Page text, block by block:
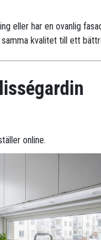
eller har en ovanlig
kvalitet till ett
online.